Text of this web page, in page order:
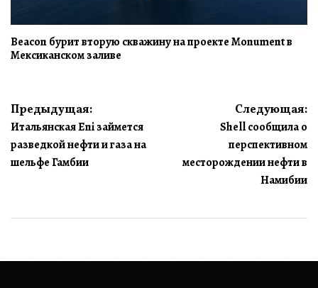
Beacon бурит вторую скважину на проекте Monument в
Мексиканском заливе
Навигация
по
записям
Предыдущая:
Итальянская Eni займется
разведкой нефти и газа на
шельфе Гамбии
Следующая:
Shell сообщила о
перспективном
месторождении нефти в
Намибии